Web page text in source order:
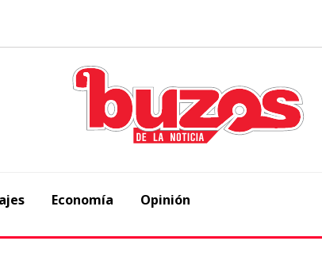
Economía Opinión